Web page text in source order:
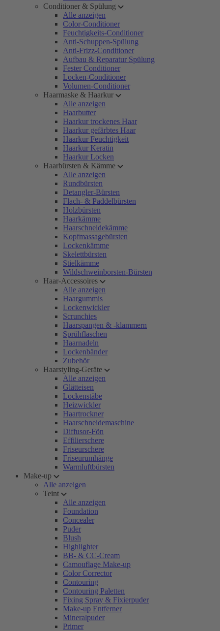
Conditioner & Spülung
Alle anzeigen
Color-Conditioner
Feuchtigkeits-Conditioner
Anti-Schuppen-Spülung
Anti-Frizz-Conditioner
Aufbau & Reparatur Spülung
Fester Conditioner
Locken-Conditioner
Volumen-Conditioner
Haarmaske & Haarkur
Alle anzeigen
Haarbutter
Haarkur trockenes Haar
Haarkur gefärbtes Haar
Haarkur Feuchtigkeit
Haarkur Keratin
Haarkur Locken
Haarbürsten & Kämme
Alle anzeigen
Rundbürsten
Detangler-Bürsten
Flach- & Paddelbürsten
Holzbürsten
Haarkämme
Haarschneidekämme
Kopfmassagebürsten
Lockenkämme
Skelettbürsten
Stielkämme
Wildschweinborsten-Bürsten
Haar-Accessoires
Alle anzeigen
Haargummis
Lockenwickler
Scrunchies
Haarspangen & -klammern
Sprühflaschen
Haarnadeln
Lockenbänder
Zubehör
Haarstyling-Geräte
Alle anzeigen
Glätteisen
Lockenstäbe
Heizwickler
Haartrockner
Haarschneidemaschine
Diffusor-Fön
Effilierschere
Friseurschere
Friseurumhänge
Warmluftbürsten
Make-up
Alle anzeigen
Teint
Alle anzeigen
Foundation
Concealer
Puder
Blush
Highlighter
BB- & CC-Cream
Camouflage Make-up
Color Corrector
Contouring
Contouring Paletten
Fixing Spray & Fixierpuder
Make-up Entferner
Mineralpuder
Primer